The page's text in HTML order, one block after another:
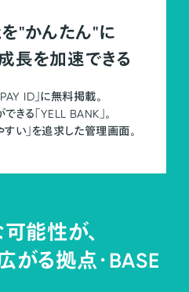
"かんたん"に
長を加速できる
ID」に無料掲載。
きる「YELL BANK」。
すい」を追求した管理画面。
能性が、
がる拠点・BASE